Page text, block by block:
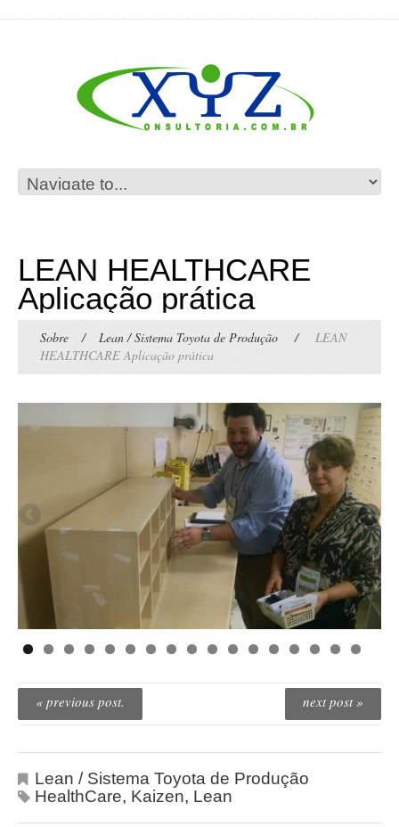
LEAN HEALTHCARE
Aplicação prática
Sobre / Lean / Sistema Toyota de Produção /
LEAN
HEALTHCARE Aplicação prática
« previous post. next post »
Lean / Sistema Toyota de Produção
HealthCare, Kaizen, Lean